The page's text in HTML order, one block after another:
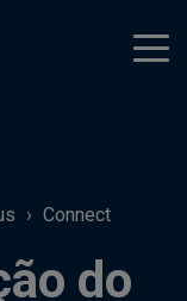
Connect
do